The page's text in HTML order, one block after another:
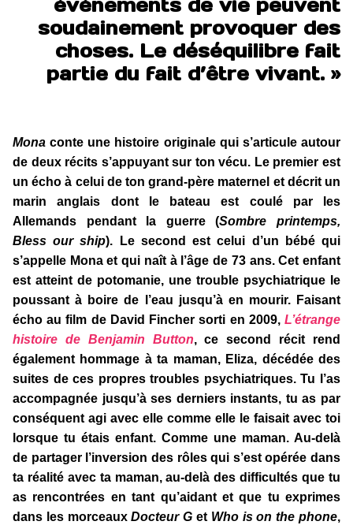
évènements de vie peuvent
soudainement provoquer des
choses. Le déséquilibre fait
partie du fait d’être vivant. »
Mona conte une histoire originale qui s’articule autour
de deux récits s’appuyant sur ton vécu. Le premier est
un écho à celui de ton grand-père maternel et décrit un
marin anglais dont le bateau est coulé par les
Allemands pendant la guerre (Sombre printemps,
Bless our ship). Le second est celui d’un bébé qui
s’appelle Mona et qui naît à l’âge de 73 ans. Cet enfant
est atteint de potomanie, une trouble psychiatrique le
poussant à boire de l’eau jusqu’à en mourir. Faisant
écho au film de David Fincher sorti en 2009, L’étrange
histoire de Benjamin Button, ce second récit rend
également hommage à ta maman, Eliza, décédée des
suites de ces propres troubles psychiatriques. Tu l’as
accompagnée jusqu’à ses derniers instants, tu as par
conséquent agi avec elle comme elle le faisait avec toi
lorsque tu étais enfant. Comme une maman. Au-delà
de partager l’inversion des rôles qui s’est opérée dans
ta réalité avec ta maman, au-delà des difficultés que tu
as rencontrées en tant qu’aidant et que tu exprimes
dans les morceauxDocteur G et Who is on the phone,